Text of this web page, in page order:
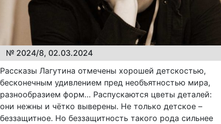
№ 2024/8, 02.03.2024
Рассказы Лагутина отмечены хорошей детскостью,
бесконечным удивлением пред необъятностью мира,
разнообразием форм… Распускаются цветы деталей:
они нежны и чётко выверены. Не только детское –
беззащитное. Но беззащитность такого рода сильнее